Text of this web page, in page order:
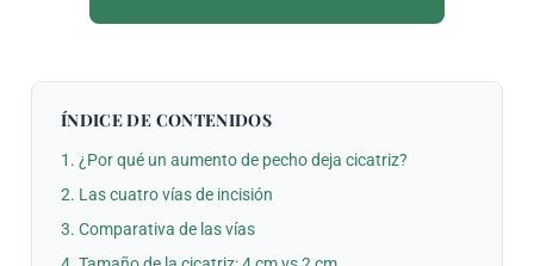
ÍNDICE DE CONTENIDOS
¿Por qué un aumento de pecho deja cicatriz?
Las cuatro vías de incisión
Comparativa de las vías